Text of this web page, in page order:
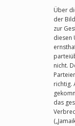
Über
der
zur
diesen
nicht.
richtig.
das